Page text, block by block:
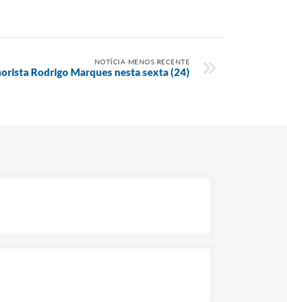
NOTÍCIA MENOS RECENTE
Rodrigo Marques nesta sexta (24)